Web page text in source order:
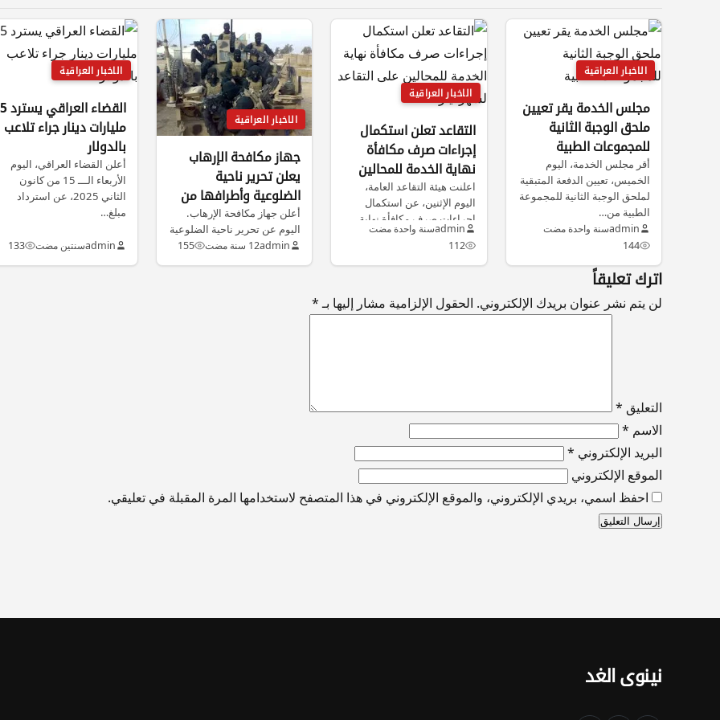
الاخبار العراقية
مجلس الخدمة يقر تعيين
ملحق الوجبة الثانية
للمجموعات الطبية
أقر مجلس الخدمة، اليوم
الخميس، تعيين الدفعة المتبقية
لملحق الوجبة الثانية للمجموعة
الطبية من…
adminسنة واحدة مضت
144
الاخبار العراقية
التقاعد تعلن استكمال
إجراءات صرف مكافأة
نهاية الخدمة للمحالين
على التقاعد لشهر أيار
اعلنت هيئة التقاعد العامة،
اليوم الإثنين، عن استكمال
إجراءات صرف مكافأة نهاية
الخدمة للمحالين…
adminسنة واحدة مضت
112
الاخبار العراقية
جهاز مكافحة الإرهاب
يعلن تحرير ناحية
الضلوعية وأطرافها من
داعش
أعلن جهاز مكافحة الإرهاب.
اليوم عن تحرير ناحية الضلوعية
جنوب تكريت وأطرافها بالكامل
admin12 سنة مضت 155
الاخبار العراقية
القضاء العراقي يسترد 5
مليارات دينار جراء تلاعب
بالدولار
أعلن القضاء العراقي، اليوم
الأربعاء الـــ 15 من كانون
الثاني 2025، عن استرداد
مبلغ…
adminسنتين مضت 133
اترك تعليقاً
لن يتم نشر عنوان بريدك الإلكتروني. الحقول الإلزامية مشار إليها بـ*
التعليق *
الاسم *
البريد الإلكتروني *
الموقع الإلكتروني
احفظ اسمي، بريدي الإلكتروني، والموقع الإلكتروني في هذا المتصفح لاستخدامها المرة المقبلة في تعليقي.
نينوى الغد